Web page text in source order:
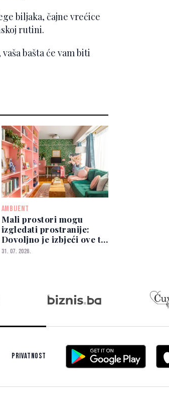
biljaka, čajne vrećice
rutini.
bašta će vam biti
AMBIJENT
Mali prostori mogu
izgledati prostranije:
Dovoljno je izbjeći ove tri
greške
31. 07. 2026.
Privatnost